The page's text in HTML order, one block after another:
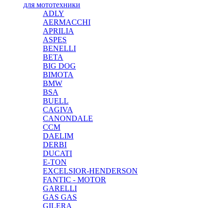
для мототехники
ADLY
AERMACCHI
APRILIA
ASPES
BENELLI
BETA
BIG DOG
BIMOTA
BMW
BSA
BUELL
CAGIVA
CANONDALE
CCM
DAELIM
DERBI
DUCATI
E-TON
EXCELSIOR-HENDERSON
FANTIC - MOTOR
GARELLI
GAS GAS
GILERA